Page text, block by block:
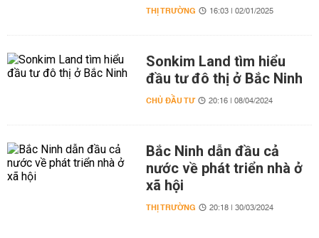
THỊ TRƯỜNG 16:03 | 02/01/2025
Sonkim Land tìm hiểu
đầu tư đô thị ở Bắc Ninh
CHỦ ĐẦU TƯ 20:16 | 08/04/2024
Bắc Ninh dẫn đầu cả
nước về phát triển nhà ở
xã hội
THỊ TRƯỜNG 20:18 | 30/03/2024